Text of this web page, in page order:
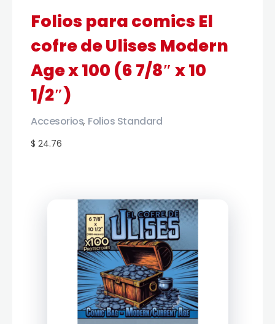
Folios para comics El
cofre de Ulises Modern
Age x 100 (6 7/8″ x 10
1/2″)
$ 24.76
Accesorios, Folios Standard